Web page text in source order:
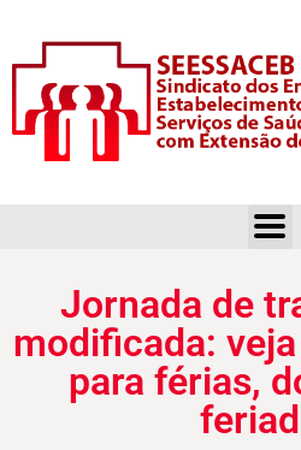
Jornada de
modificada:
para férias,